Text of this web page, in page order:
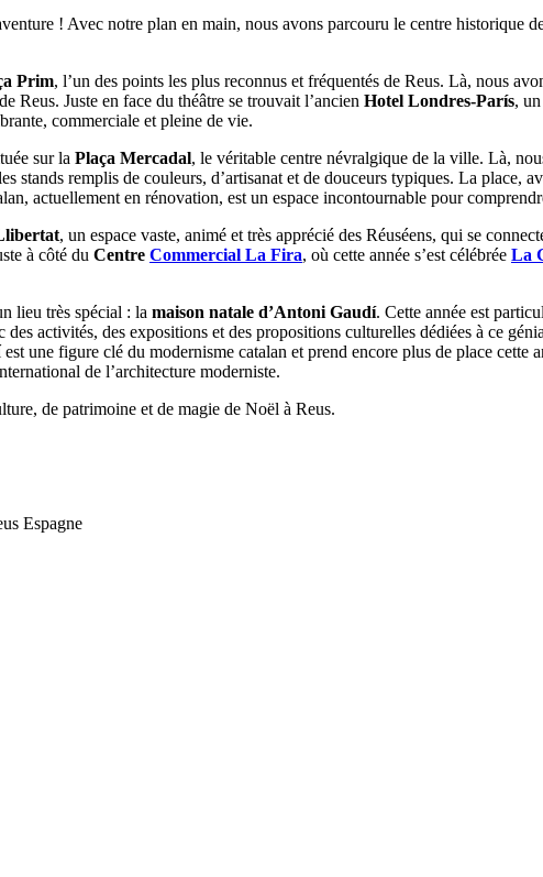
! Avec notre plan en main, nous avons parcouru le centre historique
Prim, l’un des points les plus reconnus et fréquentés de Reus. Là, nous
Reus. Juste en face du théâtre se trouvait l’ancien Hotel Londres-París,
commerciale et pleine de vie.
sur la Plaça Mercadal, le véritable centre névralgique de la ville. Là,
stands remplis de couleurs, d’artisanat et de douceurs typiques. La place,
actuellement en rénovation, est un espace incontournable pour
, un espace vaste, animé et très apprécié des Réuséens, qui se
à côté du Centre Commercial La Fira, où cette année s’est célébrée La
lieu très spécial : la maison natale d’Antoni Gaudí. Cette année est
des activités, des expositions et des propositions culturelles dédiées à ce
une figure clé du modernisme catalan et prend encore plus de place cette
de l’architecture moderniste.
de patrimoine et de magie de Noël à Reus.
Espagne